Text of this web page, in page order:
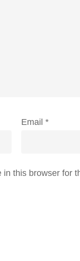
Email *
this browser for